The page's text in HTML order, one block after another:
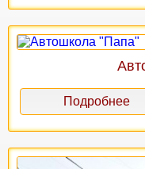
Подробнее